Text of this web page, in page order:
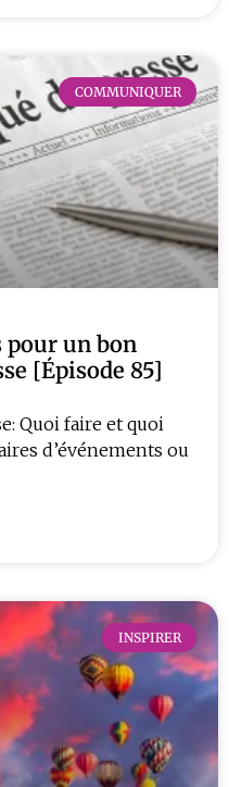
COMMUNIQUER
pour un bon
[Épisode 85]
Quoi faire et quoi
d’événements ou
INSPIRER